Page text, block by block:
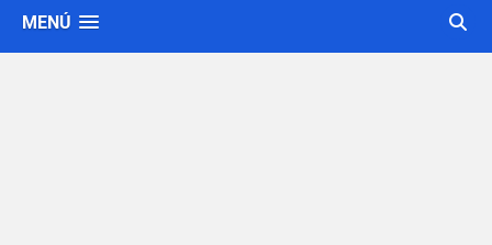
MENÚ